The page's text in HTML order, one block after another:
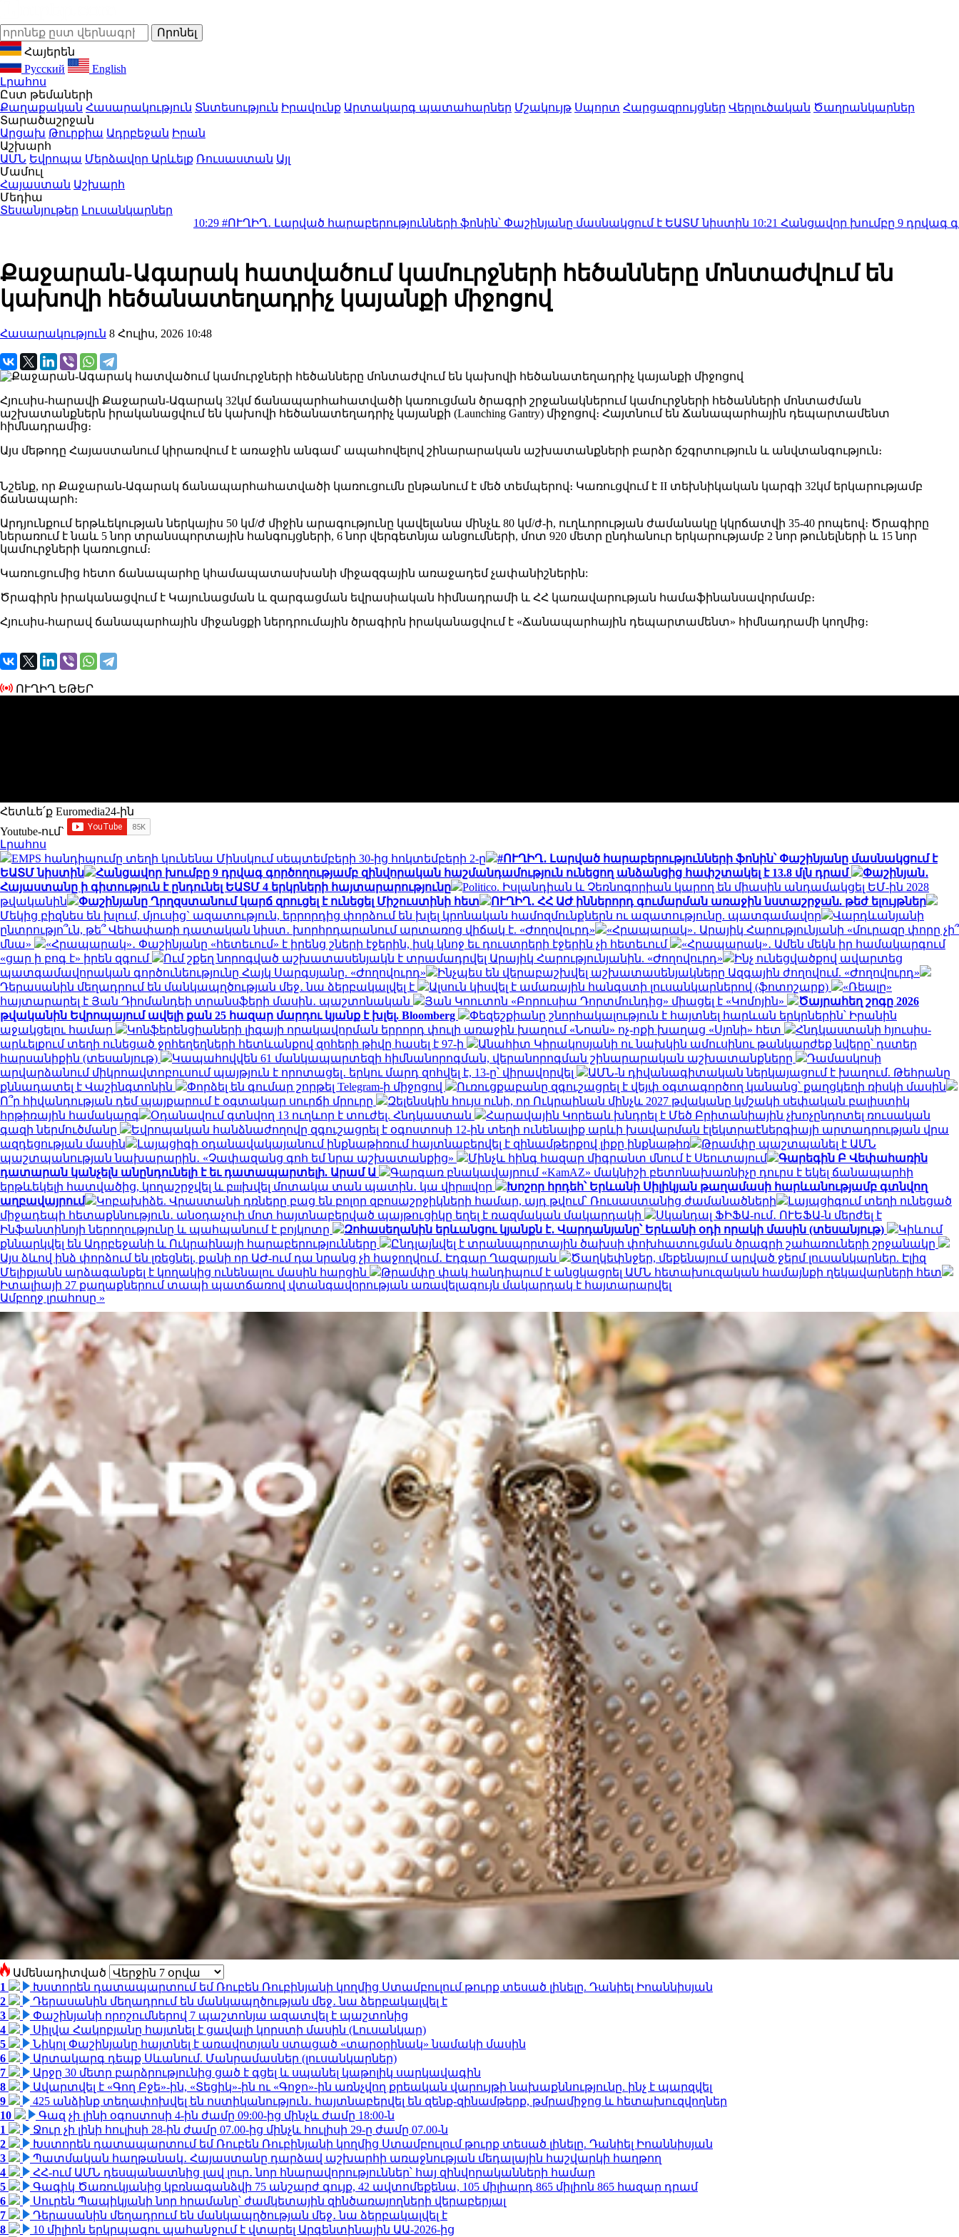
Հայերեն
Русский
English
Լրահոս
Ըստ թեմաների
Քաղաքական Հասարակություն Տնտեսություն Իրավունք Արտակարգ պատահարներ Մշակույթ Սպորտ Հարցազրույցներ Վերլուծական Ծաղրանկարներ
Տարածաշրջան
Արցախ Թուրքիա Ադրբեջան Իրան
Աշխարհ
ԱՄՆ Եվրոպա Մերձավոր Արևելք Ռուսաստան Այլ
Մամուլ
Հայաստան Աշխարհ
Մեդիա
Տեսանյութեր Լուսանկարներ
#ՈՒՂԻՂ․ Լարված հարաբերությունների ֆոնին՝ Փաշինյանը մասնակցում է ԵԱՏՄ նիստին10:21Հանցավոր խումբը 9 դրվագ
Քաջարան-Ագարակ հատվածում կամուրջների հեծանները մոնտաժվում են
կախովի հեծանատեղադրիչ կայանքի միջոցով
Հասարակություն 8 Հուլիս, 2026 10:48
Հյուսիս-հարավի Քաջարան-Ագարակ 32կմ ճանապարհահատվածի կառուցման ծրագրի շրջանակներում կամուրջների հեծանների մոնտաժման
աշխատանքներն իրականացվում են կախովի հեծանատեղադրիչ կայանքի (Launching Gantry) միջոցով։ Հայտնում են Ճանապարհային դեպարտամենտ
հիմնադրամից։
Այս մեթոդը Հայաստանում կիրառվում է առաջին անգամ՝ ապահովելով շինարարական աշխատանքների բարձր ճշգրտություն և անվտանգություն։
Նշենք, որ Քաջարան-Ագարակ ճանապարհահատվածի կառուցումն ընթանում է մեծ տեմպերով։ Կառուցվում է II տեխնիկական կարգի 32կմ երկարությամբ
ճանապարհ։
Արդյունքում երթևեկության ներկայիս 50 կմ/ժ միջին արագությունը կավելանա մինչև 80 կմ/ժ-ի, ուղևորության ժամանակը կկրճատվի 35-40 րոպեով։ Ծրագիրը
ներառում է նաև 5 նոր տրանսպորտային հանգույցների, 6 նոր վերգետնյա անցումների, մոտ 920 մետր ընդհանուր երկարությամբ 2 նոր թունելների և 15 նոր
կամուրջների կառուցում։
Կառուցումից հետո ճանապարհը կհամապատասխանի միջազգային առաջադեմ չափանիշներին:
Ծրագիրն իրականացվում է Կայունացման և զարգացման եվրասիական հիմնադրամի և ՀՀ կառավարության համաֆինանսավորմամբ։
Հյուսիս-հարավ ճանապարհային միջանցքի ներդրումային ծրագիրն իրականացվում է «Ճանապարհային դեպարտամենտ» հիմնադրամի կողմից։
ՈՒՂԻՂ ԵԹԵՐ
Հետևե՛ք Euromedia24-ին
Youtube-ում`
Լրահոս
EMPS հանդիպումը տեղի կունենա Մինսկում սեպտեմբերի 30-ից հոկտեմբերի 2-ը
#ՈՒՂԻՂ․ Լարված հարաբերությունների ֆոնին՝ Փաշինյանը մասնակցում է
ԵԱՏՄ նիստին
Հանցավոր խումբը 9 դրվագ գործողությամբ զինվորական հաշմանդամություն ունեցող անձանցից հափշտակել է 13.8 մլն դրամ
Փաշինյան․
Հայաստանը ի գիտություն է ընդունել ԵԱՏՄ 4 երկրների հայտարարությունը
Politico. Իսլանդիան և Չեռնոգորիան կարող են միասին անդամակցել ԵՄ-ին 2028
թվականին
Փաշինյանը Ղրղզստանում կարճ զրուցել է ունեցել Միշուստինի հետ
ՈՒՂԻՂ․ ՀՀ ԱԺ իններորդ գումարման առաջին նստաշրջան. թեժ ելույթներ
Մեկից բիզնես են խլում, մյուսից` ազատություն, երրորդից փորձում են խլել կրոնական համոզմունքներն ու ազատությունը. պատգամավոր
Վարդևանյանի
ընտրությո՞ւն, թե՞ Վեհափառի դատական նիստ․ խորհրդարանում արտառոց վիճակ է. «Ժողովուրդ»
«Հրապարակ»․ Արայիկ Հարությունյանի «մուրազը փորը չի՞
մնա»
«Հրապարակ»․ Փաշինյանը «հետեւում» է իրենց շների էջերին, իսկ կնոջ եւ դուստրերի էջերին չի հետեւում
«Հրապարակ»․ Ամեն մեկն իր համակարգում
«ցար ի բոգ է» իրեն զգում
Ում շքեղ նորոգված աշխատասենյակն է տրամադրվել Արայիկ Հարությունյանին. «Ժողովուրդ»
Ինչ ունեցվածքով ավարտեց
պատգամավորական գործունեությունը Հայկ Սարգսյանը. «Ժողովուրդ»
Ինչպես են վերաբաշխվել աշխատասենյակները Ազգային ժողովում. «Ժողովուրդ»
Դերասանին մեղադրում են մանկապղծության մեջ․ նա ձերբակալվել է
Ալսուն կիսվել է ամառային հանգստի լուսանկարներով (ֆոտոշարք)
«Ռեալը»
հայտարարել է Յան Դիոմանդեի տրանսֆերի մասին․ պաշտոնական
Յան Կոուտոն «Բորուսիա Դորտմունդից» միացել է «Կոմոյին»
Ծայրահեղ շոգը 2026
թվականին Եվրոպայում ավելի քան 25 հազար մարդու կյանք է խլել. Bloomberg
Փեզեշքիանը շնորհակալություն է հայտնել հարևան երկրներին՝ Իրանին
աջակցելու համար
Կոնֆերենցիաների լիգայի որակավորման երրորդ փուլի առաջին խաղում «Նոան» ոչ-ոքի խաղաց «Սյոնի» հետ
Հնդկաստանի հյուսիս-
արևելքում տեղի ունեցած ջրհեղեղների հետևանքով զոհերի թիվը հասել է 97-ի
Անահիտ Կիրակոսյանի ու նախկին ամուսինու թանկարժեք նվերը՝ դստեր
հարսանիքին (տեսանյութ)
Կապահովվեն 61 մանկապարտեզի հիմնանորոգման, վերանորոգման շինարարական աշխատանքները
Դամասկոսի
արվարձանում միկրոավտոբուսում պայթյուն է որոտացել․ երկու մարդ զոհվել է, 13-ը՝ վիրավորվել
ԱՄՆ-ն դիվանագիտական ներկայացում է խաղում. Թեհրանը
քննադատել է Վաշինգտոնին
Փորձել են գումար շորթել Telegram-ի միջոցով
Ուռուցքաբանը զգուշացրել է վեյփ օգտագործող կանանց՝ քաղցկեղի ռիսկի մասին
Ո՞ր հիվանդության դեմ պայքարում է օգտակար սուրճի մրուրը
Զելենսկին հույս ունի, որ Ուկրաինան մինչև 2027 թվականը կմշակի սեփական բալիստիկ
հրթիռային համակարգ
Օդանավում գտնվող 13 ուղևոր է տուժել. Հնդկաստան
Հարավային Կորեան խնդրել է Մեծ Բրիտանիային չխոչընդոտել ռուսական
գազի ներմուծմանը
Եվրոպական հանձնաժողովը զգուշացրել է օգոստոսի 12-ին տեղի ունենալիք արևի խավարման էլեկտրաէներգիայի արտադրության վրա
ազդեցության մասին
Լայպցիգի օդանավակայանում ինքնաթիռում հայտնաբերվել է զինամթերքով լիքը ինքնաթիռ
Թրամփը պաշտպանել է ԱՄՆ
պաշտպանության նախարարին․ «Չափազանց գոհ եմ նրա աշխատանքից»
Մինչև հինգ հազար միգրանտ մնում է Սեուտայում
Գարեգին Բ Վեփահառին
դատարան կանչելն անընդունելի է եւ դատապարտելի. Արամ Ա
Գարգառ բնակավայրում «KamAZ» մակնիշի բետոնախառնիչը դուրս է եկել ճանապարհի
երթևեկելի հատվածից, կողաշրջվել և բшխվել մոտակա տան պատին․ կա վիրшվոր
Խոշոր հրդեհ՝ Երևանի Սիլիկյան թաղամասի հարևանությամբ գտնվող
աղբավայրում
Կոբախիձե. Վրաստանի դռները բաց են բոլոր զբոսաշրջիկների համար, այդ թվում՝ Ռուսաստանից ժամանածների
Լայպցիգում տեղի ունեցած
միջադեպի հետաքննություն․ անօդաչուի մոտ հայտնաբերված պայթուցիկը եղել է ռազմական մակարդակի
Սկանդալ ՖԻՖԱ-ում․ ՈՒԵՖԱ-ն մերժել է
Ինֆանտինոյի ներողությունը և պահպանում է բոյկոտը
Զոհասեղանին երևանցու կյանքն է․ Վարդանյանը՝ Երևանի օդի որակի մասին (տեսանյութ)
Կիևում
քննարկվել են Ադրբեջանի և Ուկրաինայի հարաբերությունները
Ընդլայնվել է տրանսպորտային ծախսի փոխհատուցման ծրագրի շահառուների շրջանակը
Այս ձևով ինձ փորձում են լռեցնել, քանի որ ԱԺ-ում դա նրանց չի հաջողվում․ Էդգար Ղազարյան
Ծաղկեփնջեր, մեքենայում արված ջերմ լուսանկարներ. Էլիզ
Մելիքյանն արձագանքել է կողակից ունենալու մասին հարցին
Թրամփը փակ հանդիպում է անցկացրել ԱՄՆ հետախուզական համայնքի ղեկավարների հետ
Իտալիայի 27 քաղաքներում տապի պատճառով վտանգավորության առավելագույն մակարդակ է հայտարարվել
Ամբողջ լրահոսը »
Ամենադիտված
1
Խստորեն դատապարտում եմ Ռուբեն Ռուբինյանի կողմից Ստամբուլում թուրք տեսած լինելը. Դանիել Իոաննիսյան
2
Դերասանին մեղադրում են մանկապղծության մեջ․ նա ձերբակալվել է
3
Փաշինյանի որոշումներով 7 պաշտոնյա ազատվել է պաշտոնից
4
Սիլվա Հակոբյանը հայտնել է ցավալի կորստի մասին (Լուսանկար)
5
Նիկոլ Փաշինյանը հայտնել է առավոտյան ստացած «տարօրինակ» նամակի մասին
6
Արտակարգ դեպք Սևանում. Մանրամասներ (լուսանկարներ)
7
Արջը 30 մետր բարձրությունից ցած է գցել և սպանել կաթոլիկ սարկավագին
8
Ավարտվել է «Գող Բջե»-ին, «Տեցիկ»-ին ու «Գոջո»-ին առնչվող քրեական վարույթի նախաքննությունը. ինչ է պարզվել
9
425 անձինք տեղափոխվել են ոստիկանություն․ հայտնաբերվել են զենք-զինամթերք, թմրամիջոց և հետախուզվողներ
10
Գազ չի լինի օգոստոսի 4-ին ժամը 09:00-ից մինչև ժամը 18:00-ն
1
Ջուր չի լինի հուլիսի 28-ին ժամը 07.00-ից մինչև հուլիսի 29-ը ժամը 07.00-ն
2
Խստորեն դատապարտում եմ Ռուբեն Ռուբինյանի կողմից Ստամբուլում թուրք տեսած լինելը. Դանիել Իոաննիսյան
3
Պատմական հաղթանակ․ Հայաստանը դարձավ աշխարհի առաջնության մեդալային հաշվարկի հաղթող
4
ՀՀ-ում ԱՄՆ դեսպանատնից լավ լուր․ նոր հնարավորություններ՝ հայ զինվորականների համար
5
Գագիկ Ծառուկյանից կբռնագանձվի 75 անշարժ գույք, 42 ավտոմեքենա, 105 միլիարդ 865 միլիոն 865 հազար դրամ
6
Սուրեն Պապիկյանի նոր հրամանը՝ ժամկետային զինծառայողների վերաբերյալ
7
Դերասանին մեղադրում են մանկապղծության մեջ․ նա ձերբակալվել է
8
10 միլիոն երկրպագու պահանջում է վտարել Արգենտինային ԱԱ-2026-ից